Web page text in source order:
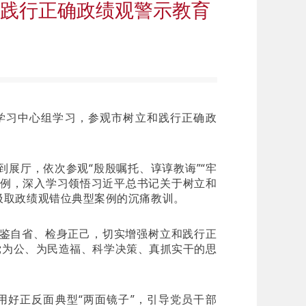
行正确政绩观警示教育
中心组学习，参观市树立和践行正确政
厅，依次参观“殷殷嘱托、谆谆教诲”“牢
，深入学习领悟习近平总书记关于树立和
政绩观错位典型案例的沉痛教训。
自省、检身正己，切实增强树立和践行正
公、为民造福、科学决策、真抓实干的思
正反面典型“两面镜子”，引导党员干部